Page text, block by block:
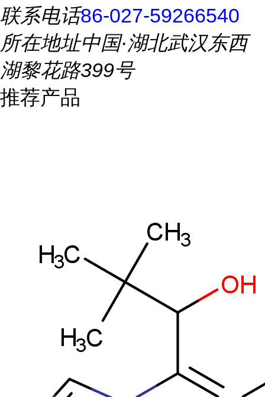
联系电话86-027-59266540
所在地址中国·湖北武汉东西
湖黎花路399号
推荐产品